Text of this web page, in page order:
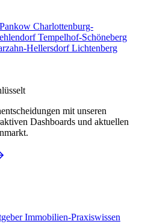
Pankow Charlottenburg-
Tempelhof-Schöneberg
HellersdorfLichtenberg
mit unseren
Dashboards und aktuellen
Immobilien-Praxiswissen